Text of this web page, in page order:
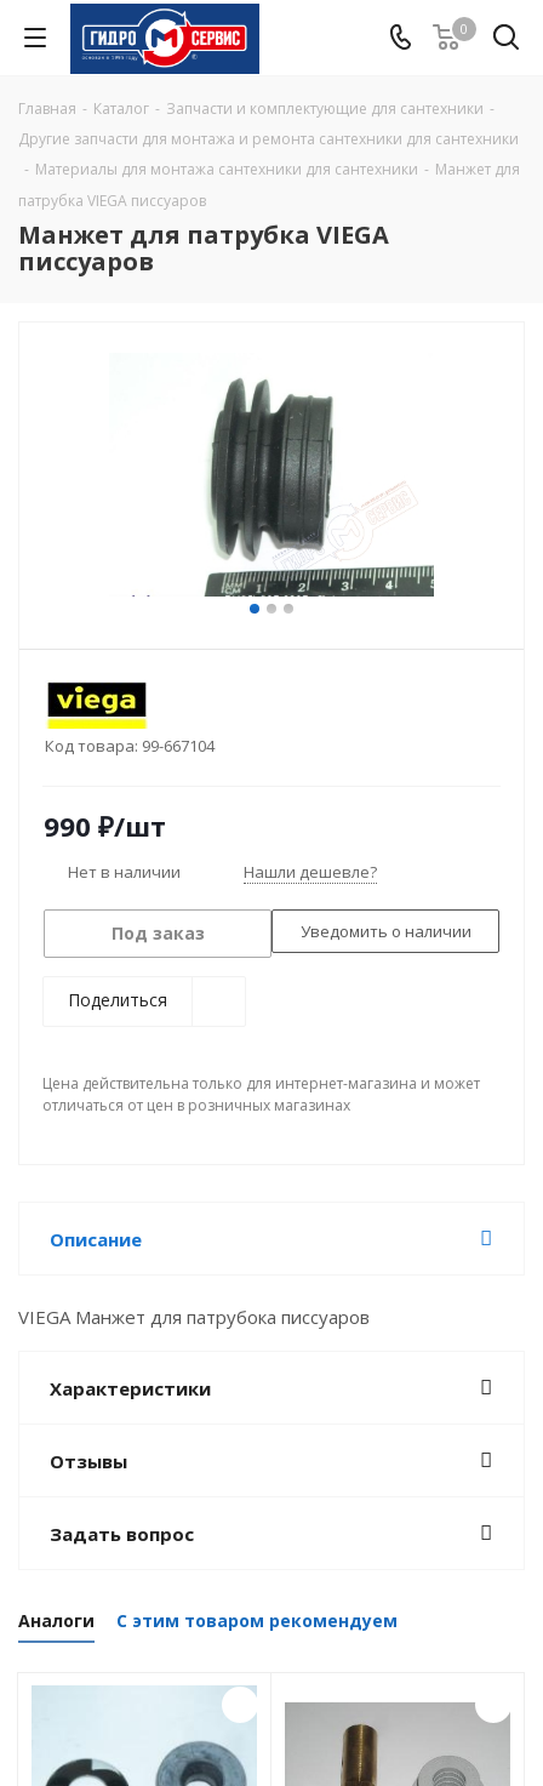
0
Главная - Каталог - Запчасти и комплектующие для сантехники -
Другие запчасти для монтажа и ремонта сантехники для сантехники
- Материалы для монтажа сантехники для сантехники - Манжет для
патрубка VIEGA писсуаров
Манжет для патрубка VIEGA
писсуаров
Код товара: 99-667104
990 ₽/шт
Нет в наличии Нашли дешевле?
Под заказ Уведомить о наличии
Поделиться
Цена действительна только для интернет-магазина и может
отличаться от цен в розничных магазинах
Описание
VIEGA Манжет для патрубока писсуаров
Характеристики
Отзывы
Задать вопрос
Аналоги С этим товаром рекомендуем